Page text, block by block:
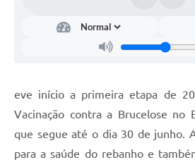
eve início a primeira etapa de
Vacinação contra a Brucelose no
que segue até o dia 30 de junho.
para a saúde do rebanho e